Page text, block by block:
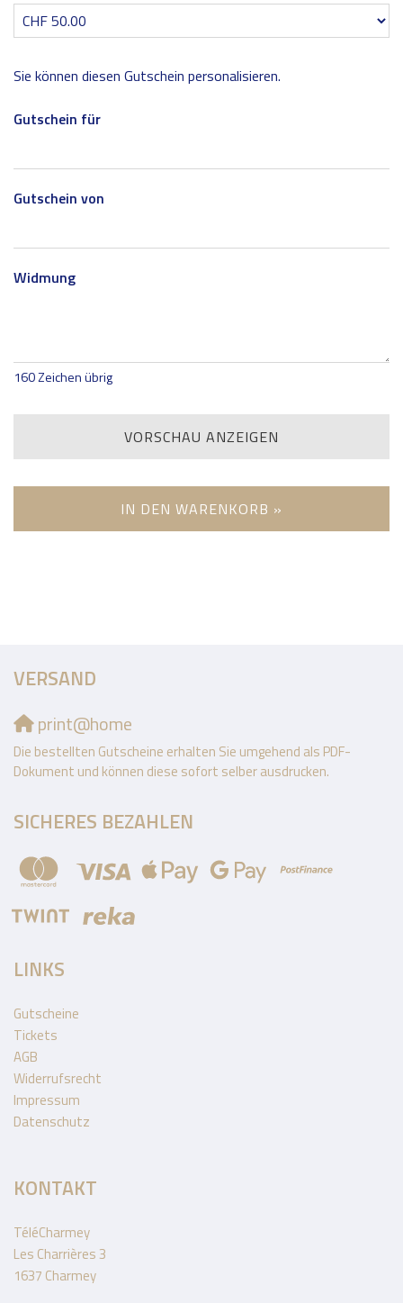
Sie können diesen Gutschein personalisieren.
Gutschein für
Gutschein von
Widmung
160Zeichen übrig
VORSCHAU ANZEIGEN
IN DEN WARENKORB »
VERSAND
print@home
Die bestellten Gutscheine erhalten Sie umgehend als PDF-
Dokument und können diese sofort selber ausdrucken.
SICHERES BEZAHLEN
LINKS
Gutscheine
Tickets
AGB
Widerrufsrecht
Impressum
Datenschutz
KONTAKT
TéléCharmey
Les Charrières 3
1637 Charmey